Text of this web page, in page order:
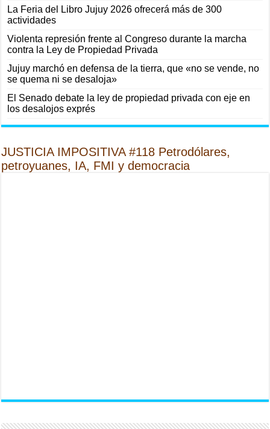
La Feria del Libro Jujuy 2026 ofrecerá más de 300
actividades
Violenta represión frente al Congreso durante la marcha
contra la Ley de Propiedad Privada
Jujuy marchó en defensa de la tierra, que «no se vende, no
se quema ni se desaloja»
El Senado debate la ley de propiedad privada con eje en
los desalojos exprés
JUSTICIA IMPOSITIVA #118 Petrodólares,
petroyuanes, IA, FMI y democracia